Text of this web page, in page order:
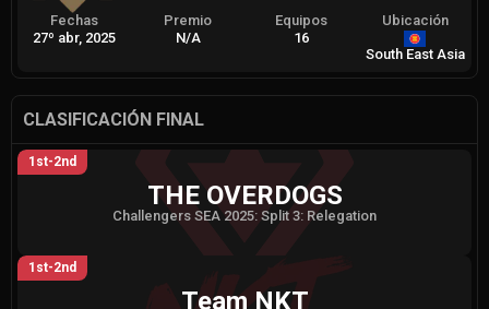
Fechas
27º abr, 2025
Premio
N/A
Equipos
16
Ubicación
South East Asia
CLASIFICACIÓN FINAL
1st-2nd
THE OVERDOGS
Challengers SEA 2025: Split 3: Relegation
1st-2nd
Team NKT